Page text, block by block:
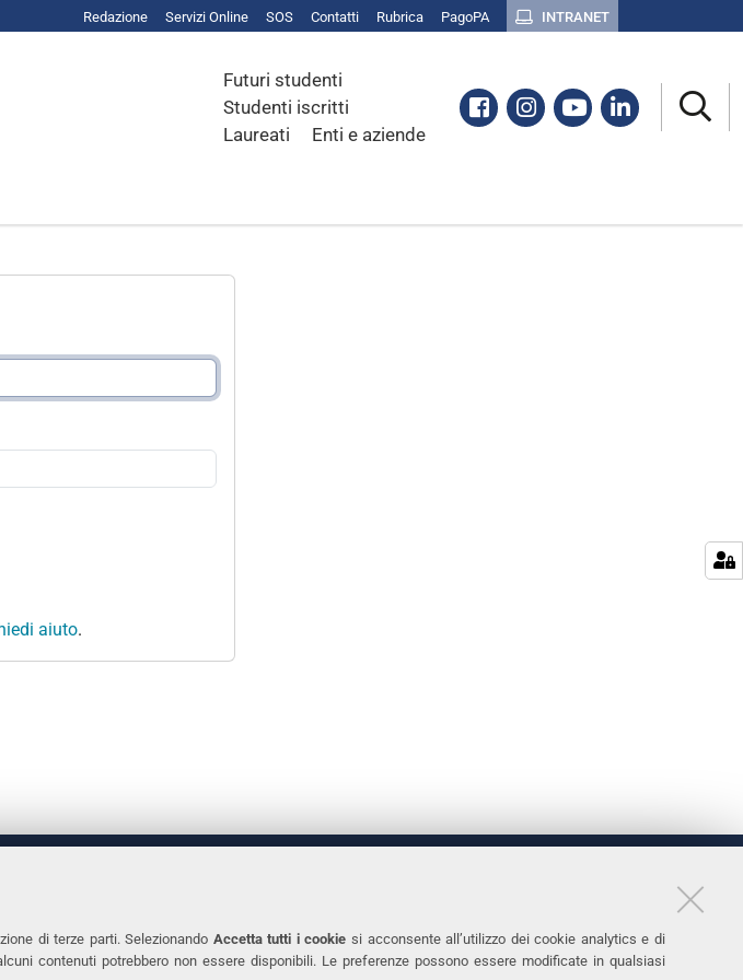
di terze parti. Selezionando Accetta tutti i cookie si acconsente all’utilizzo dei cookie analytics e di
contenuti potrebbero non essere disponibili. Le preferenze possono essere modificate in qualsiasi
Redazione Servizi Online SOS Contatti Rubrica PagoPA INTRANET
Futuri studenti
Studenti iscritti
Laureati
Enti e aziende
Facebook
Instagram
YoutubeLinkedin
aiuto.
Tel. +39 0532 293111
Fax. +39 0532 293031
Accessibilità
Protezione dati personali